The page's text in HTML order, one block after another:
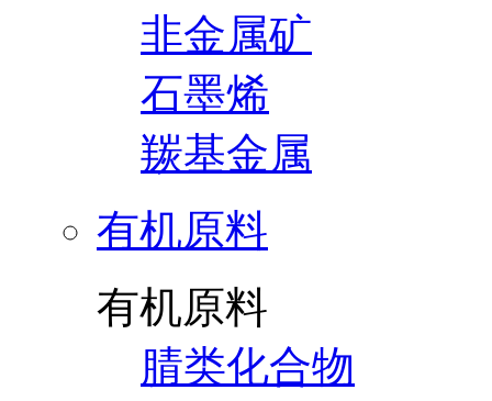
非金属矿
石墨烯
羰基金属
有机原料
有机原料
腈类化合物